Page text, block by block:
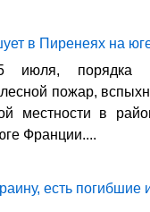
в Пиренеях на
июля, порядка
лесной пожар,
местности в
Франции....
есть погибшие